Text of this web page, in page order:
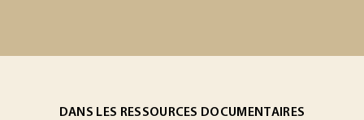
DANS LES RESSOURCES DOCUMENTAIRES